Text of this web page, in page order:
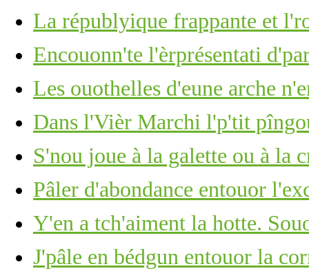
La républyique frappante et
Encouonn'te l'èrprésentati
Les ouothelles d'eune arche
Dans l'Vièr Marchi l'p'tit
S'nou joue à la galette ou à la
Pâler d'abondance entouor
Y'en a tch'aiment la hotte.
J'pâle en bédgun entouor la